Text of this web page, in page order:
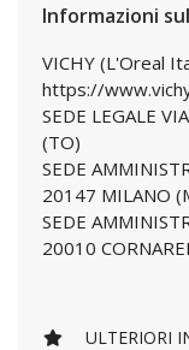
Informazioni
VICHY (L'Oreal
https://
SEDE LEGALE
(TO)
SEDE
20147 MILANO
SEDE
20010
ULTERIORI